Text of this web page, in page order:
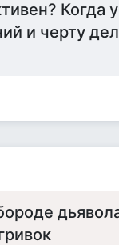
Когда
и черту